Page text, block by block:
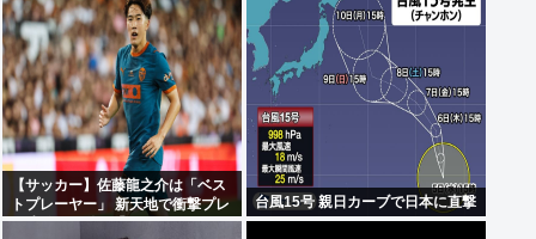
【サッカー】佐藤龍之介は「ベス
トプレーヤー」 新天地で衝撃プレ
ー連発…躍動は「もはやニュース
台風15号 親日カーブで日本に直撃